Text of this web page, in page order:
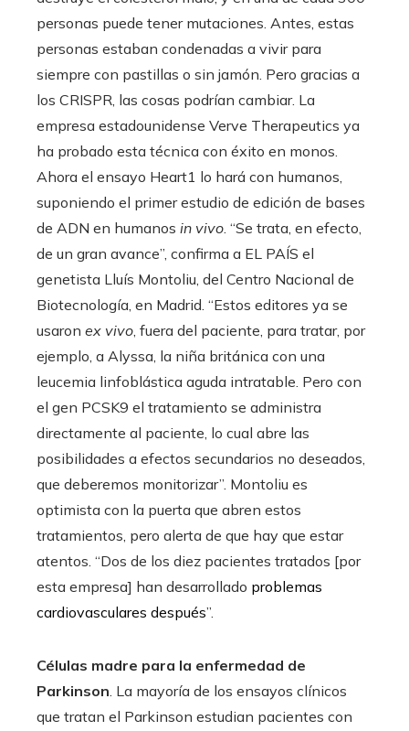
personas puede tener mutaciones. Antes, estas
personas estaban condenadas a vivir para
siempre con pastillas o sin jamón. Pero gracias a
los CRISPR, las cosas podrían cambiar. La
empresa estadounidense Verve Therapeutics ya
ha probado esta técnica con éxito en monos.
Ahora el ensayo Heart1 lo hará con humanos,
suponiendo el primer estudio de edición de bases
de ADN en humanos in vivo . “Se trata, en efecto,
de un gran avance”, confirma a EL PAÍS el
genetista Lluís Montoliu, del Centro Nacional de
Biotecnología, en Madrid. “Estos editores ya se
usaron ex vivo , fuera del paciente, para tratar, por
ejemplo, a Alyssa, la niña británica con una
leucemia linfoblástica aguda intratable. Pero con
el gen PCSK9 el tratamiento se administra
directamente al paciente, lo cual abre las
posibilidades a efectos secundarios no deseados,
que deberemos monitorizar”. Montoliu es
optimista con la puerta que abren estos
tratamientos, pero alerta de que hay que estar
atentos. “Dos de los diez pacientes tratados [por
esta empresa] han desarrollado problemas
cardiovasculares después”.
Células madre para la enfermedad de
Parkinson . La mayoría de los ensayos clínicos
que tratan el Parkinson estudian pacientes con